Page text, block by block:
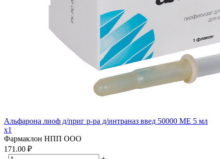
Альфарона лиоф д/приг р-ра д/интраназ введ 50000 МЕ 5 мл
x1
Фармаклон НПП ООО
171.00 ₽